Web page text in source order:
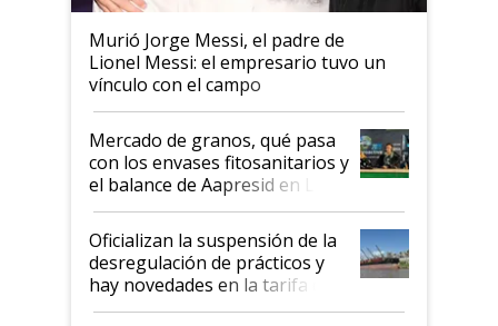
Murió Jorge Messi, el padre de
Lionel Messi: el empresario tuvo un
vínculo con el campo
Mercado de granos, qué pasa
con los envases fitosanitarios y
el balance de Aapresid en La
Posta
Oficializan la suspensión de la
desregulación de prácticos y
hay novedades en la tarifa de
la hidrovía